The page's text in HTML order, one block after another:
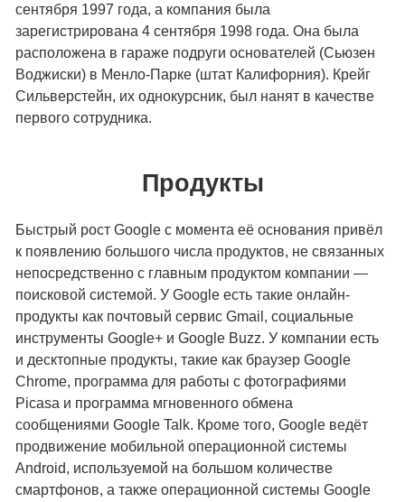
сентября 1997 года, а компания была
зарегистрирована 4 сентября 1998 года. Она была
расположена в гараже подруги основателей (Сьюзен
Воджиски) в Менло-Парке (штат Калифорния). Крейг
Сильверстейн, их однокурсник, был нанят в качестве
первого сотрудника.
Продукты
Быстрый рост Google с момента её основания привёл
к появлению большого числа продуктов, не связанных
непосредственно с главным продуктом компании —
поисковой системой. У Google есть такие онлайн-
продукты как почтовый сервис Gmail, социальные
инструменты Google+ и Google Buzz. У компании есть
и десктопные продукты, такие как браузер Google
Chrome, программа для работы с фотографиями
Picasa и программа мгновенного обмена
сообщениями Google Talk. Кроме того, Google ведёт
продвижение мобильной операционной системы
Android, используемой на большом количестве
смартфонов, а также операционной системы Google